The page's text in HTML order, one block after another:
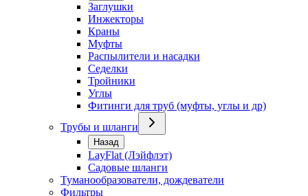
Заглушки
Инжекторы
Краны
Муфты
Распылители и насадки
Седелки
Тройники
Углы
Фитинги для труб (муфты, углы и др)
Трубы и шланги
Назад
LayFlat (Лэйфлэт)
Садовые шланги
Туманообразователи, дождеватели
Фильтры